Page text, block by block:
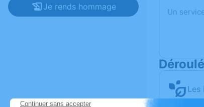
Je rends hommage
Un
Les